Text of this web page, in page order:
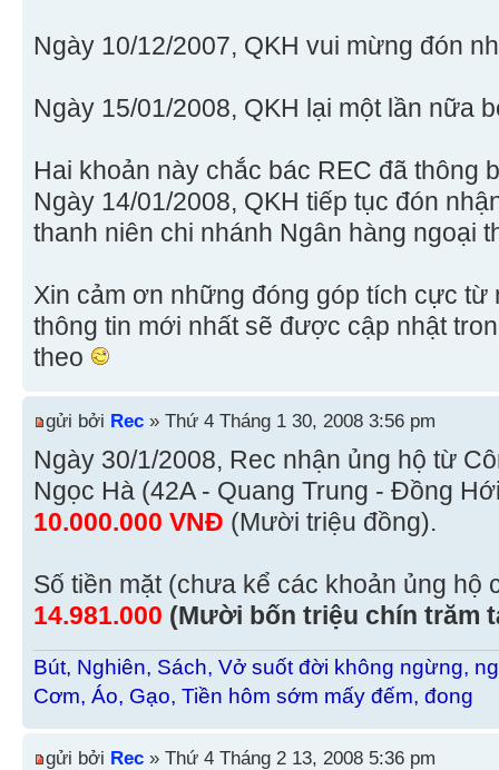
Ngày 10/12/2007, QKH vui mừng đón
Ngày 15/01/2008, QKH lại một lần nữa
Hai khoản này chắc bác REC đã thông
Ngày 14/01/2008, QKH tiếp tục đón
thanh niên chi nhánh Ngân hàng ngoại
Xin cảm ơn những đóng góp tích cực
thông tin mới nhất sẽ được cập nhật
theo
gửi bởi Rec » Thứ 4 Tháng 1 30, 2008 3:56 pm
Ngày 30/1/2008, Rec nhận ủng hộ từ
Ngọc Hà (42A - Quang Trung - Đồng
10.000.000 VNĐ (Mười triệu đồng).
Số tiền mặt (chưa kể các khoản ủng hộ
14.981.000 (Mười bốn triệu chín trăm
Bút, Nghiên, Sách, Vở suốt đời không ngừng,
Cơm, Áo, Gạo, Tiền hôm sớm mấy đếm, đong
gửi bởi Rec » Thứ 4 Tháng 2 13, 2008 5:36 pm